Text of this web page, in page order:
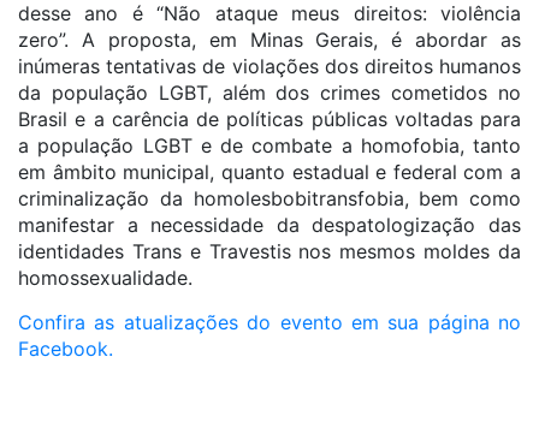
desse ano é “Não ataque meus direitos: violência
zero”. A proposta, em Minas Gerais, é abordar as
inúmeras tentativas de violações dos direitos humanos
da população LGBT, além dos crimes cometidos no
Brasil e a carência de políticas públicas voltadas para
a população LGBT e de combate a homofobia, tanto
em âmbito municipal, quanto estadual e federal com a
criminalização da homolesbobitransfobia, bem como
manifestar a necessidade da despatologização das
identidades Trans e Travestis nos mesmos moldes da
homossexualidade.
Confira as atualizações do evento em sua página no
Facebook.